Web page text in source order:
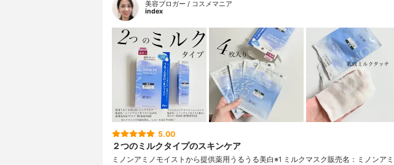
美容ブロガー / コスメマニア
index
5.00
２つのミルクタイプのスキンケア
ミノンアミノモイストから提供薬用うるうる美白※1 ミルクマスク販売名：ミノンアミ